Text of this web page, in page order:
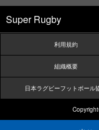
Super Rugby
利用規約
組織概要
日本ラグビーフットボール